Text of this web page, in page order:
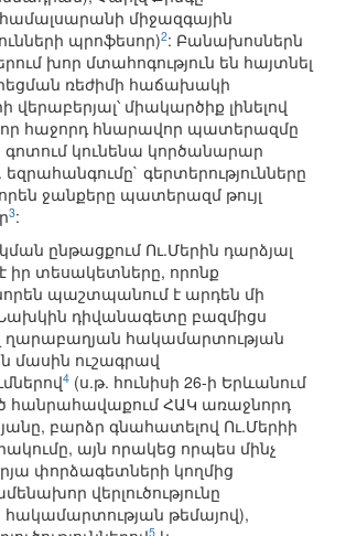
միջազգային
պրոֆեսոր)2: Բանախոսներն
խոր մտահոգություն են հայտնել
ռեժիմի հաճախակի
միակարծիք լինելով
որ հաջորդ հնարավոր պատերազմը
կունենա կործանարար
գերտերությունները
ջանքերը պատերազմ թույլ
3:
ընթացքում Ու.Մերին դարձյալ
իր տեսակետները, որոնք
պաշտպանում է արդեն մի
դիվանագետը բազմիցս
ղարաբաղյան հակամարտության
մասին ուշագրավ
4 (ս.թ. հունիսի 26-ի Երևանում
հանրահավաքում ՀԱԿ առաջնորդ
բարձր գնահատելով Ու.Մերիի
այն որակեց որպես մինչ
փորձագետների կողմից
վերլուծությունը
թեմայով),
5